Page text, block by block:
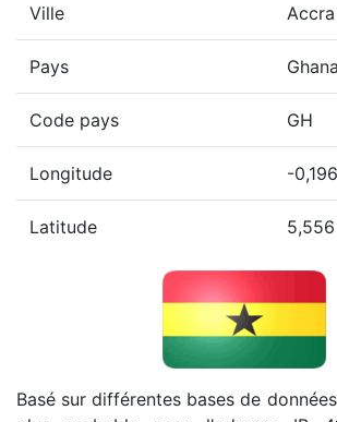
Ville Accra
Pays Ghana
Code pays GH
Longitude -
Latitude 5,556
Basé sur différentes bases de